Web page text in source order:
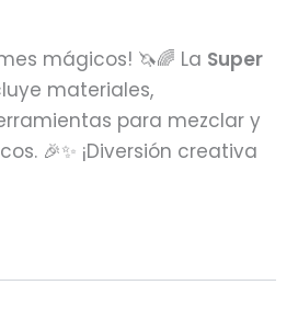
mágicos! 🦄🌈 La Super
materiales,
para mezclar y
🎉✨ ¡Diversión creativa